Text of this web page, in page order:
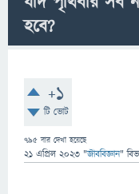
হবে?
+1
টি ভোট
795 বার দেখা হয়েছে
21 এপ্রিল 2023 "জীববিজ্ঞান"